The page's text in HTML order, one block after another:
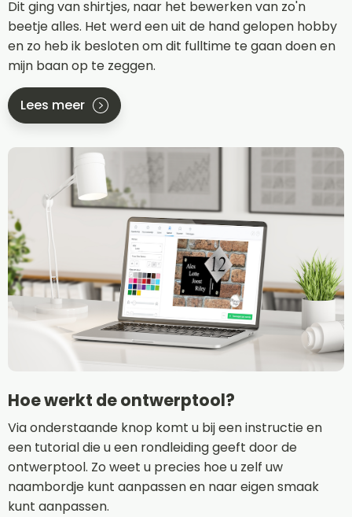
Dit ging van shirtjes, naar het bewerken van zo'n
beetje alles. Het werd een uit de hand gelopen hobby
en zo heb ik besloten om dit fulltime te gaan doen en
mijn baan op te zeggen.
Lees meer
Hoe werkt de ontwerptool?
Via onderstaande knop komt u bij een instructie en
een tutorial die u een rondleiding geeft door de
ontwerptool. Zo weet u precies hoe u zelf uw
naambordje kunt aanpassen en naar eigen smaak
kunt aanpassen.